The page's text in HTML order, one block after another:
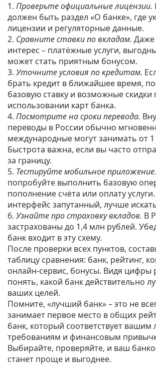
1. Проверьте официальные лицензии.
должен быть раздел «О банке», где
лицензии и регуляторные данные.
2. Сравните ставки по вкладам. Даже
интерес – платёжные услуги,
может стать приятным бонусом.
3. Уточните условия по кредитам.
брать кредит в ближайшее время,
базовую ставку и возможные скидки
использовании карт банка.
4. Посмотрите на сроки перевода.
переводы в России обычно
международные могут занимать от 1
Быстрота важна, если вы часто
за границу.
5. Тестируйте мобильное приложение.
попробуйте выполнить базовую
пополнение счёта или оплату
интерфейс запутанный, лучше
6. Узнайте про страховку вкладов. В
застрахованы до 1,4 млн рублей.
банк входит в эту схему.
После проверки всех пунктов,
таблицу сравнения: банк, рейтинг,
онлайн‑сервис, бонусы. Видя цифры
понять, какой банк действительно
ваших целей.
Помните, «лучший банк» – это не
занимает первое место в общих
банк, который соответствует
требованиям и финансовым
Выбирайте, проверяйте, и ваш
станет проще и выгоднее.